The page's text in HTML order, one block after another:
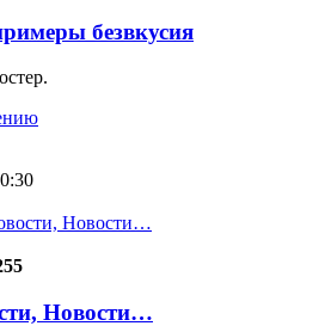
безвкусия
Новости…
Новости…